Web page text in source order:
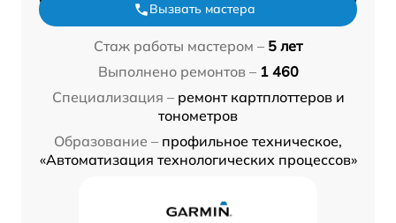
Вызвать мастера
Стаж работы мастером – 5 лет
Выполнено ремонтов – 1 460
Специализация – ремонт картплоттеров и
тонометров
Образование – профильное техническое,
«Автоматизация технологических процессов»